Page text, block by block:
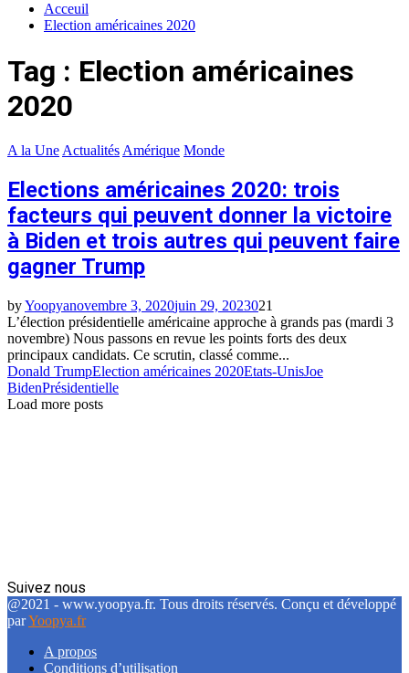
Acceuil
Election américaines 2020
Tag : Election américaines
2020
A la Une Actualités Amérique Monde
Elections américaines 2020: trois
facteurs qui peuvent donner la victoire
à Biden et trois autres qui peuvent faire
gagner Trump
byYoopyanovembre 3, 2020juin 29, 2023021
L’élection présidentielle américaine approche à grands pas (mardi 3
novembre) Nous passons en revue les points forts des deux
principaux candidats. Ce scrutin, classé comme...
Donald TrumpElection américaines 2020Etats-UnisJoe
BidenPrésidentielle
Load more posts
Suivez nous
Facebook
Twitter
Linkedin
@2021 - www.yoopya.fr. Tous droits réservés. Conçu et développé
parYoopya.fr
A propos
Conditions d’utilisation